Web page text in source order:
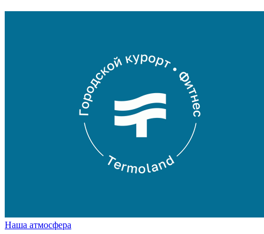
Наша атмосфера